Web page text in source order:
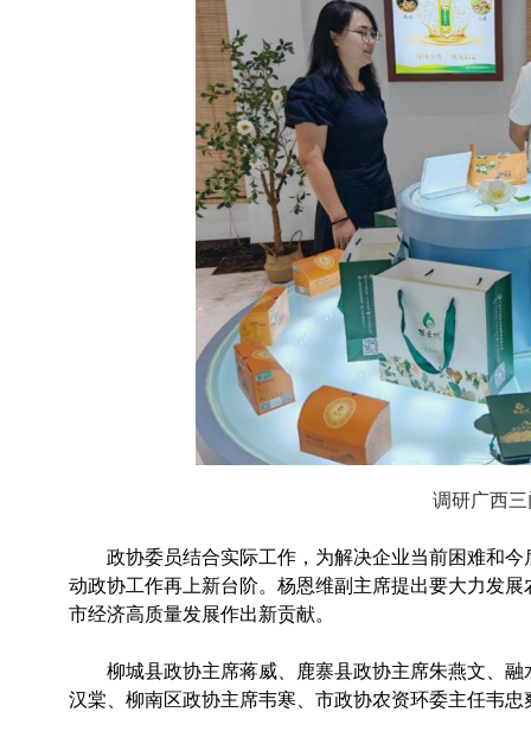
调研广西
政协委员结合实际工作，为解决企业当前困难和
动政协工作再上新台阶。杨恩维副主席提出要大力发
市经济高质量发展作出新贡献。
柳城县政协主席蒋威、鹿寨县政协主席朱燕文、
汉棠、柳南区政协主席韦寒、市政协农资环委主任韦忠